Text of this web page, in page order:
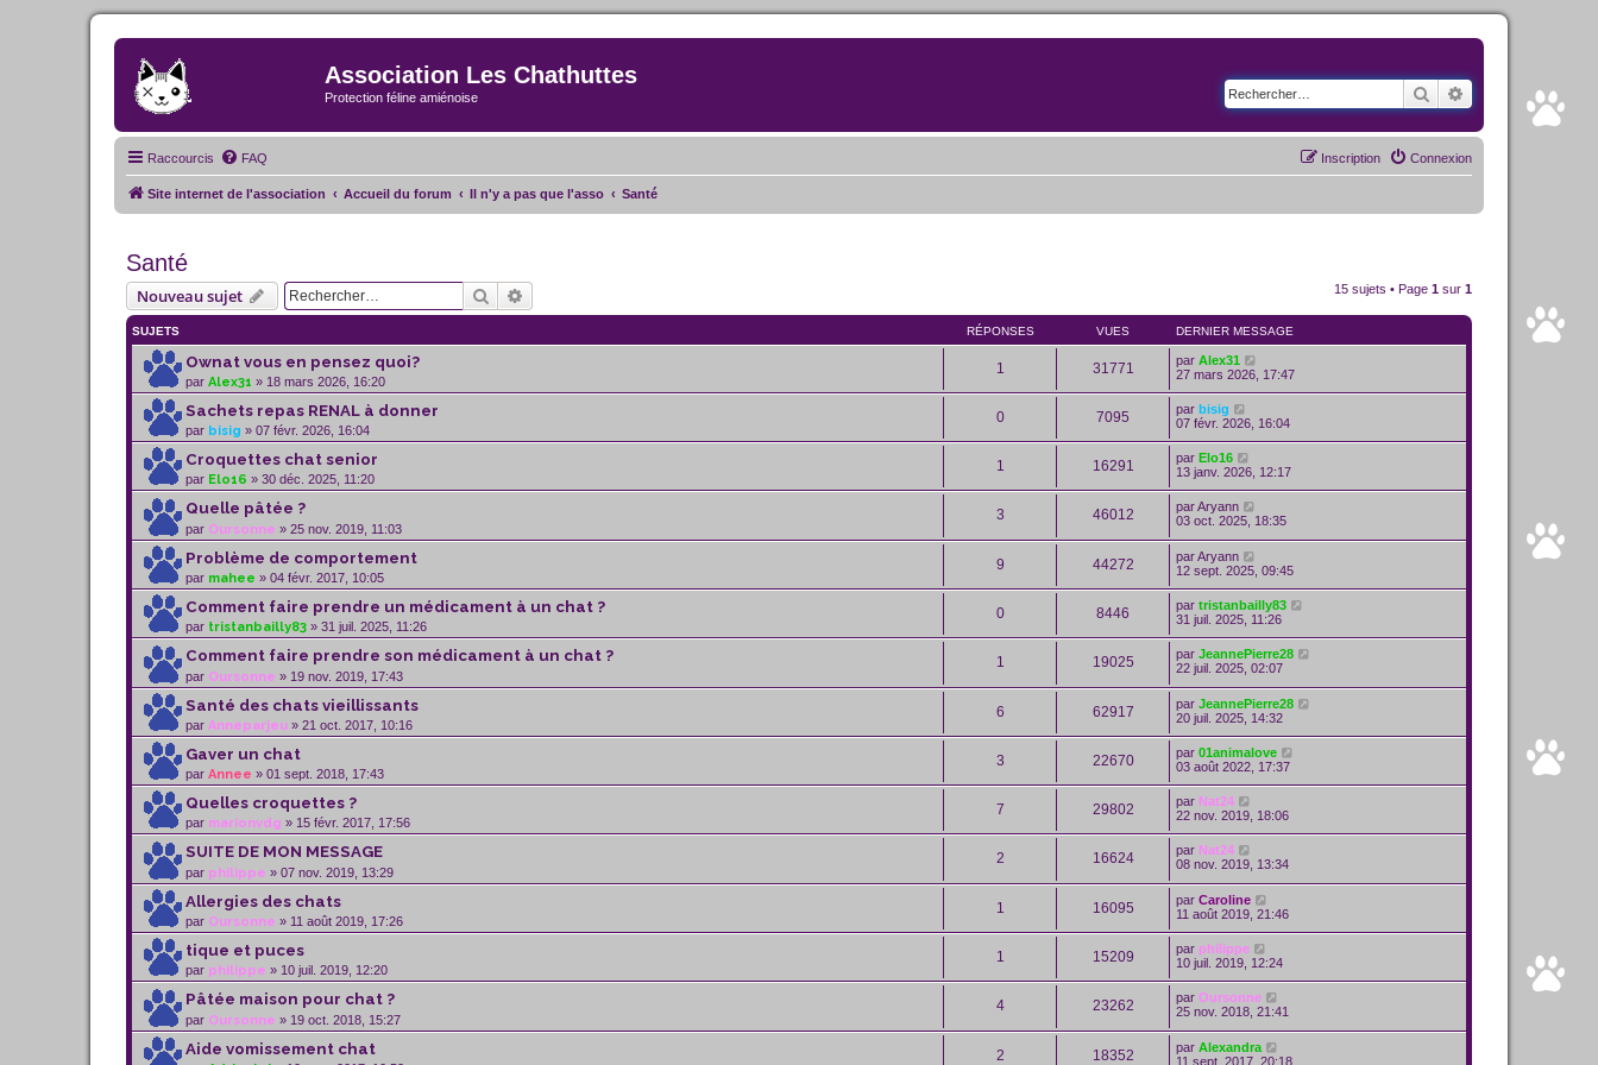
Association Les Chathuttes
Protection féline amiénoise RechercherRecherche
Raccourcis FAQ Connexion
Inscription
Site internet de l'association Accueil du forum Il n'y a pas que l'asso Santé
Santé
Nouveau sujet Rechercher 15 sujets • Page 1 sur 1
SUJETS RÉPONSES VUES DERNIER MESSAGE
Ownat vous en pensez quoi?
par Alex31 » 18 mars 2026, 16:20
1 31771 par Alex31
27 mars 2026, 17:47
Sachets repas RENAL à donner
par bisig » 07 févr. 2026, 16:04
0 7095 par bisig
07 févr. 2026, 16:04
Croquettes chat senior
par Elo16 » 30 déc. 2025, 11:20
1 16291 par Elo16
13 janv. 2026, 12:17
Quelle pâtée ?
par Oursonne » 25 nov. 2019, 11:03
3 46012 parAryann
03 oct. 2025, 18:35
Problème de comportement
par mahee » 04 févr. 2017, 10:05
9 44272 parAryann
12 sept. 2025, 09:45
Comment faire prendre un médicament à un chat ?
par tristanbailly83 » 31 juil. 2025, 11:26
0 8446 par tristanbailly83
31 juil. 2025, 11:26
Comment faire prendre son médicament à un chat ?
par Oursonne » 19 nov. 2019, 17:43
1 19025 par JeannePierre28
22 juil. 2025, 02:07
Santé des chats vieillissants
par Anneparjeu » 21 oct. 2017, 10:16
6 62917 par JeannePierre28
20 juil. 2025, 14:32
Gaver un chat
par Annee » 01 sept. 2018, 17:43
3 22670 par 01animalove
03 août 2022, 17:37
Quelles croquettes ?
par marionvdg » 15 févr. 2017, 17:56
7 29802 par Nat24
22 nov. 2019, 18:06
SUITE DE MON MESSAGE
par philippe » 07 nov. 2019, 13:29
2 16624 par Nat24
08 nov. 2019, 13:34
Allergies des chats
par Oursonne » 11 août 2019, 17:26
1 16095 par Caroline
11 août 2019, 21:46
tique et puces
par philippe » 10 juil. 2019, 12:20
1 15209 par philippe
10 juil. 2019, 12:24
Pâtée maison pour chat ?
par Oursonne » 19 oct. 2018, 15:27
4 23262 par Oursonne
25 nov. 2018, 21:41
Aide vomissement chat 2 18352 par Alexandra
11 sept. 2017, 20:18